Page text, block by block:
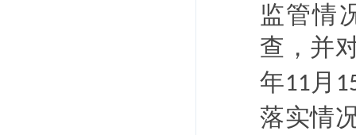
监管情
查，并
年11月
落实情